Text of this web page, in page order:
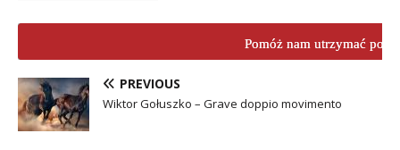
Pomóż nam utrzymać
PREVIOUS
Wiktor Gołuszko – Grave doppio movimento